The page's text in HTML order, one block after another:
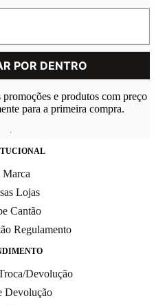
e produtos com preço
para a primeira compra.
Marca
Lojas
Cantão
Regulamento
Devolução
Devolução